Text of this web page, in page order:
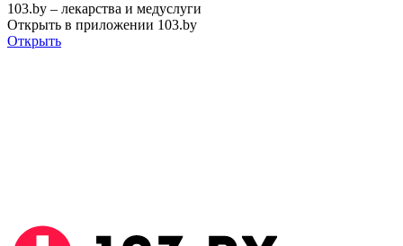
103.by – лекарства и медуслуги
Открыть в приложении 103.by
Открыть